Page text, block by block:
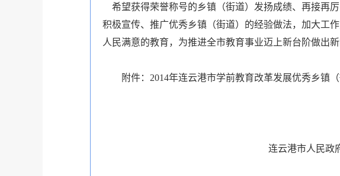
希望获得荣誉称号的乡镇（街道）发扬成绩、再接再
积极宣传、推广优秀乡镇（街道）的经验做法，加大工
人民满意的教育，为推进全市教育事业迈上新台阶做出新
附件： 2014年连云港市学前教育改革发展优秀乡镇
连云港市人民政府办